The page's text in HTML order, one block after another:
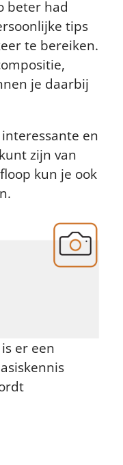
beter had
tips
te bereiken.
je daarbij
en
zijn van
kun je ook
er een